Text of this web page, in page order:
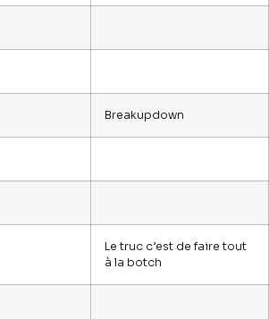
Breakupdown
Le truc c’est de faire tout
à la botch